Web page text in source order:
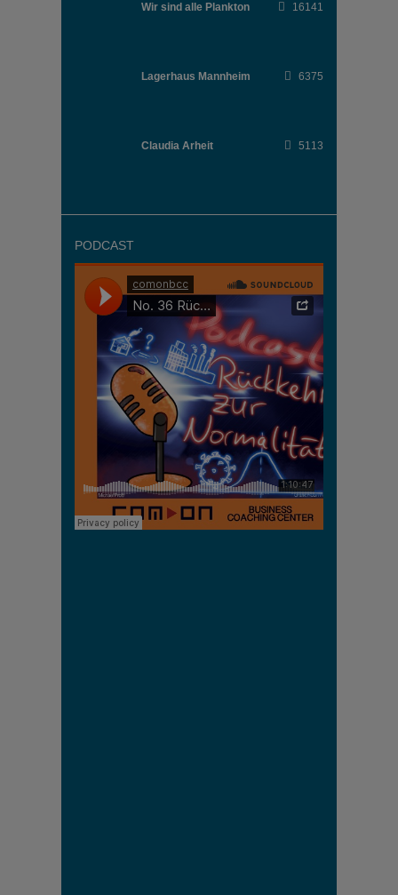
Wir sind alle Plankton 16141
Lagerhaus Mannheim 6375
Claudia Arheit 5113
PODCAST